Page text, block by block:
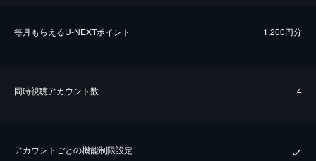
毎⽉もらえるU-NEXTポイント 1,200円分
同時視聴アカウント数 4
アカウントごとの機能制限設定